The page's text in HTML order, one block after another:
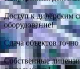
Доступ к дилерским
оборудование!
Сдача объектов
Собственные